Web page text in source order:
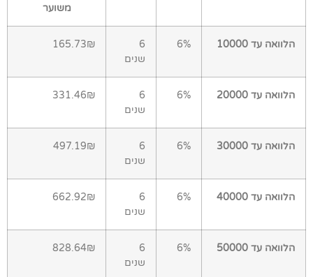
משוער
הלוואה עד 10000 6%
6
שנים
165.73₪
הלוואה עד 20000 6%
6
שנים
331.46₪
הלוואה עד 30000 6%
6
שנים
497.19₪
הלוואה עד 40000 6%
6
שנים
662.92₪
הלוואה עד 50000 6%
6
שנים
828.64₪